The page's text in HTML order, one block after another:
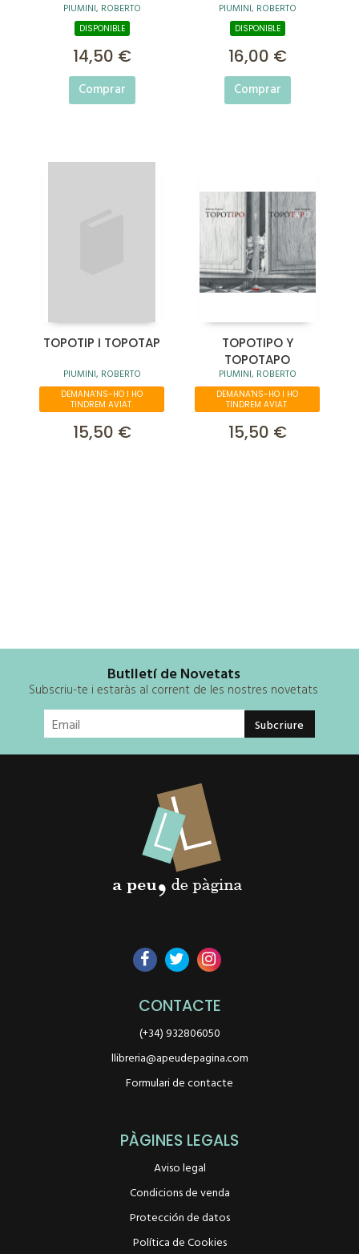
PIUMINI, ROBERTO
DISPONIBLE
14,50 €
Comprar
PIUMINI, ROBERTO
DISPONIBLE
16,00 €
Comprar
TOPOTIP I TOPOTAP
PIUMINI, ROBERTO
DEMANA'NS-HO I HO
TINDREM AVIAT.
15,50 €
TOPOTIPO Y
TOPOTAPO
PIUMINI, ROBERTO
DEMANA'NS-HO I HO
TINDREM AVIAT.
15,50 €
Butlletí de Novetats
Subscriu-te i estaràs al corrent de les nostres novetats
CONTACTE
(+34) 932806050
llibreria@apeudepagina.com
Formulari de contacte
PÀGINES LEGALS
Aviso legal
Condicions de venda
Protección de datos
Política de Cookies